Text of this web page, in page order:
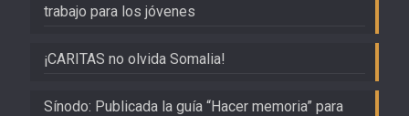
trabajo para los jóvenes
¡CARITAS no olvida Somalia!
Sínodo: Publicada la guía “Hacer memoria” para